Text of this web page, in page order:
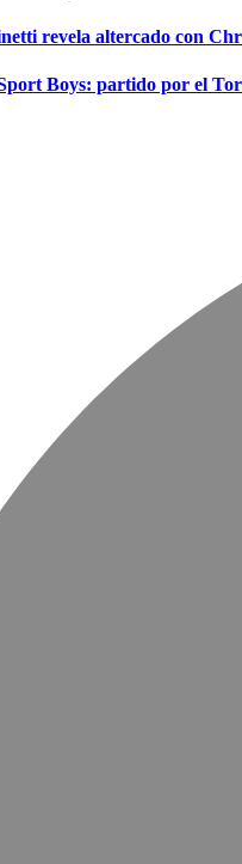
revela altercado con
Boys: partido por el